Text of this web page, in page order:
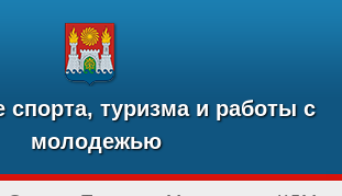
спорта, туризма и работы с
молодежью